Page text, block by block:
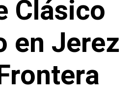
Clásico
en Jerez